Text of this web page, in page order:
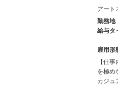
アート
勤務地
給与タ
雇用形
【仕
を極め
カジュ